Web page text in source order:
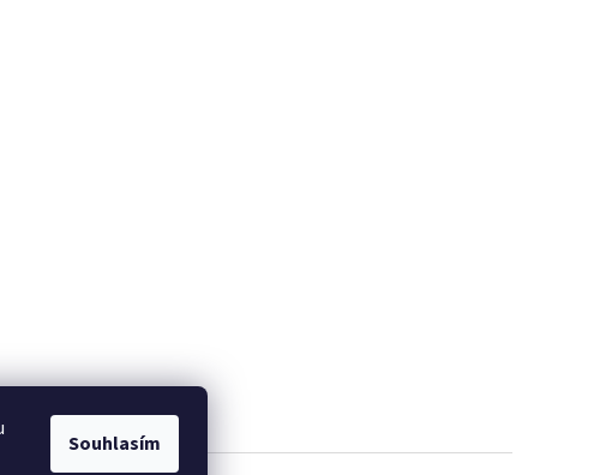
Souhlasím